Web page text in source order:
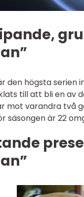
den högsta serien
till att bli en av
mot varandra två
säsongen är 22